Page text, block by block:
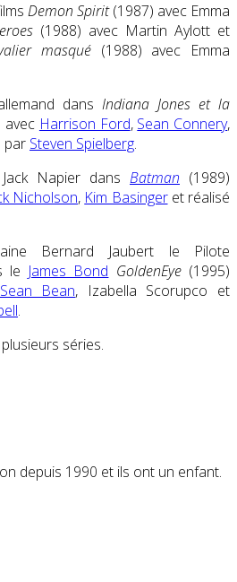
Demon Spirit(1987) avec Emma
(1988) avec Martin Aylott et
masqué(1988) avec Emma
dans Indiana Jones et la
Harrison Ford, Sean Connery,
par Steven Spielberg.
Napier dans Batman (1989)
Nicholson, Kim Basingeret réalisé
Bernard Jaubert le Pilote
le James Bond GoldenEye(1995)
Sean Bean, Izabella Scorupco et
.
séries.
depuis 1990 et ils ont un enfant.